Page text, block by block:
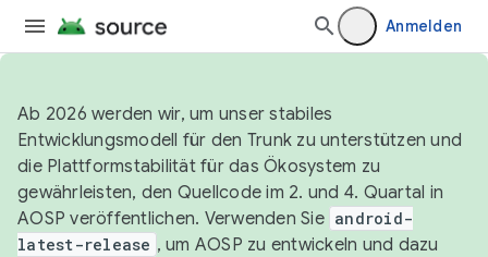
Anmelden
Ab 2026 werden wir, um unser stabiles
Entwicklungsmodell für den Trunk zu unterstützen und
die Plattformstabilität für das Ökosystem zu
gewährleisten, den Quellcode im 2. und 4. Quartal in
AOSP veröffentlichen. Verwenden Sie android-
latest-release , um AOSP zu entwickeln und dazu